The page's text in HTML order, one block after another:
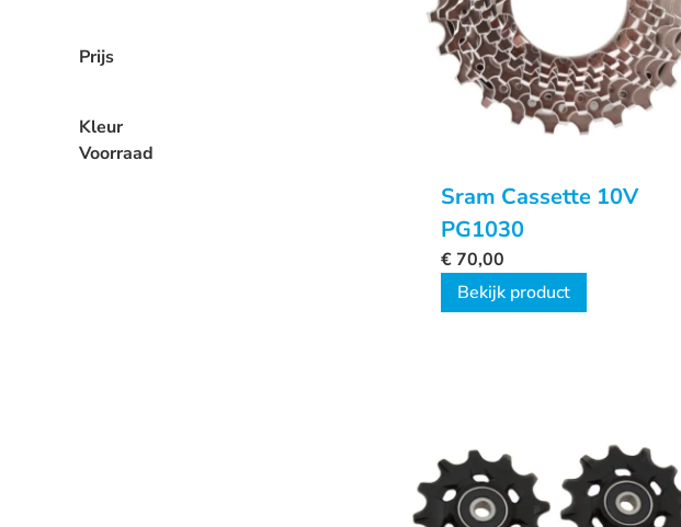
Prijs
Kleur
Voorraad
Sram Cassette 10V
PG1030
€70,00
Bekijk product